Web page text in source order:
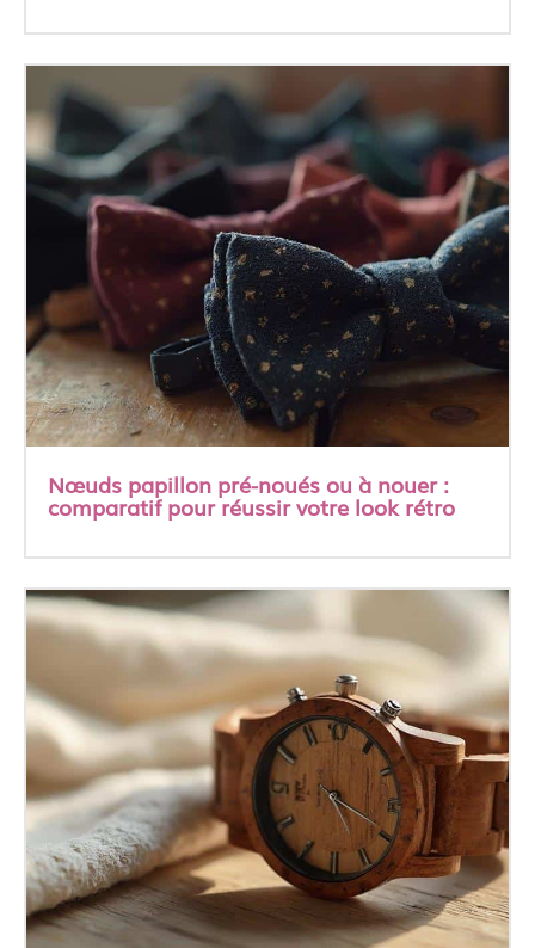
Nœuds papillon pré-noués ou à nouer :
comparatif pour réussir votre look rétro